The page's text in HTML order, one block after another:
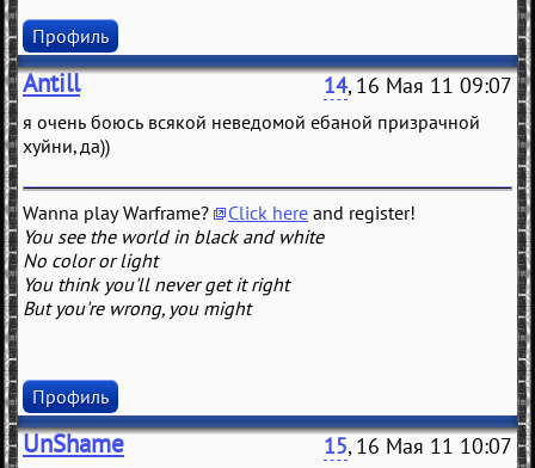
Профиль
Antill 14, 16 Мая 11 09:07
я очень боюсь всякой неведомой ебаной призрачной
хуйни, да))
Wanna play Warframe? Click here and register!
You see the world in black and white
No color or light
You think you'll never get it right
But you're wrong, you might
Профиль
UnShame 15, 16 Мая 11 10:07